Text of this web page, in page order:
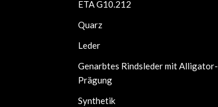
ETA G10.212
Quarz
Leder
Genarbtes Rindsleder mit Alligator-
Prägung
Synthetik